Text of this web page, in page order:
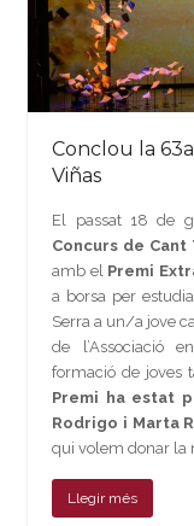
Conclou la
Viñas
El passat 18 de
Concurs de Cant
amb el Premi
a borsa per
Serra a un/a jove
de l’Associació
formació de joves
Premi ha estat
Rodrigo i Marta
qui volem donar la
Llegir més